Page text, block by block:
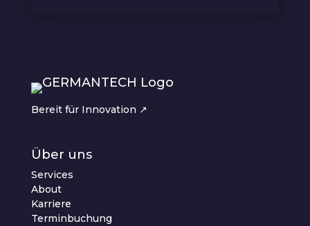
Bereit für Innovation ↗︎
Über uns
Services
About
Karriere
Terminbuchung